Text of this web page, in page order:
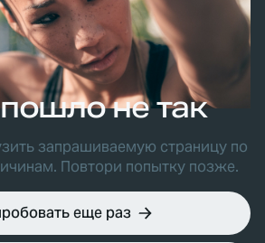
не так
запрашиваемую страницу по
Повтори попытку позже.
еще раз